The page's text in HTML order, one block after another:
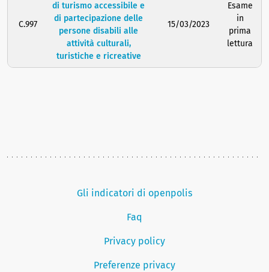
C.997
di turismo accessibile e
di partecipazione delle
persone disabili alle
attività culturali,
turistiche e ricreative
15/03/2023
Esame
in
prima
lettura
Gli indicatori di openpolis
Faq
Privacy policy
Preferenze privacy